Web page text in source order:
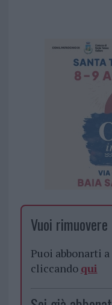
Vuoi
Puoi abbonarti a
cliccando qui